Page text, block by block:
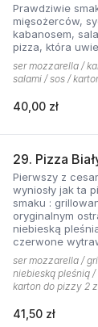
Prawdziwie
mięsożerców,
kabanosem,
pizza, która
ser mozzarella /
salami / sos /
40,00 zł
29. Pizza
Pierwszy z cesarskiej
wyniosły jak ta pizza, bardzo
smaku :
oryginalnym
niebieską
czerwone
kolekcji pizzerii
ser mozzarella /
niebieską pleśnią
karton do pizzy 2
41,50 zł